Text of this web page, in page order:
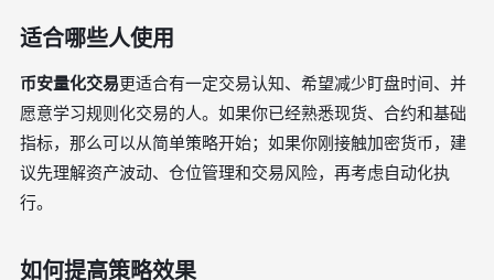
适合哪些人使用
币安量化交易更适合有一定交易认知、希望减少盯盘时间、并
愿意学习规则化交易的人。如果你已经熟悉现货、合约和基础
指标，那么可以从简单策略开始；如果你刚接触加密货币，建
议先理解资产波动、仓位管理和交易风险，再考虑自动化执
行。
如何提高策略效果